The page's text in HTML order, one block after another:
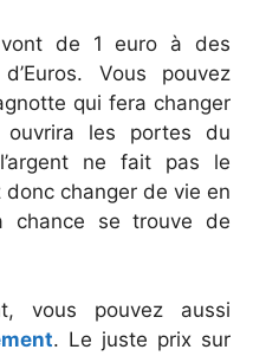
de 1 euro à des
Vous pouvez
qui fera changer
les portes du
ne fait pas le
changer de vie en
chance se trouve de
vous pouvez aussi
. Le juste prix sur